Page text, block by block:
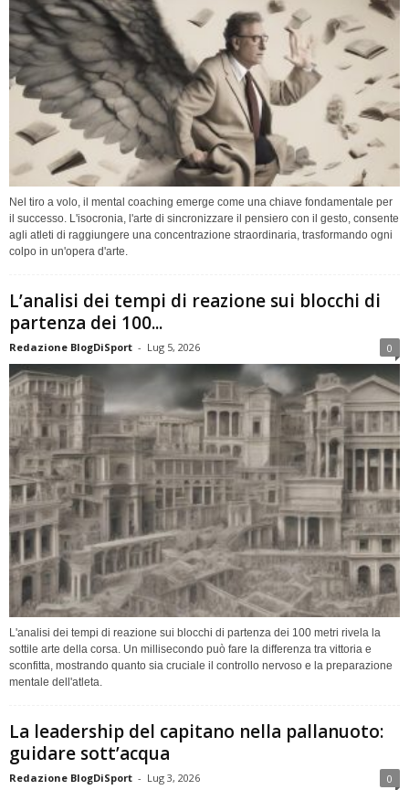
Nel tiro a volo, il mental coaching emerge come una chiave fondamentale per
il successo. L'isocronia, l'arte di sincronizzare il pensiero con il gesto, consente
agli atleti di raggiungere una concentrazione straordinaria, trasformando ogni
colpo in un'opera d'arte.
L’analisi dei tempi di reazione sui blocchi di
partenza dei 100...
Redazione BlogDiSport - Lug 5, 2026 0
L'analisi dei tempi di reazione sui blocchi di partenza dei 100 metri rivela la
sottile arte della corsa. Un millisecondo può fare la differenza tra vittoria e
sconfitta, mostrando quanto sia cruciale il controllo nervoso e la preparazione
mentale dell'atleta.
La leadership del capitano nella pallanuoto:
guidare sott’acqua
Redazione BlogDiSport - Lug 3, 2026 0